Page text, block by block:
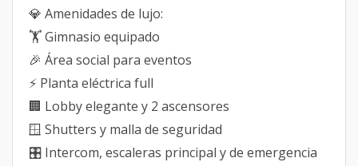
💎 Amenidades de lujo:
🏋️ Gimnasio equipado
🎉 Área social para eventos
⚡ Planta eléctrica full
🏢 Lobby elegante y 2 ascensores
🪟 Shutters y malla de seguridad
🎛️ Intercom, escaleras principal y de emergencia